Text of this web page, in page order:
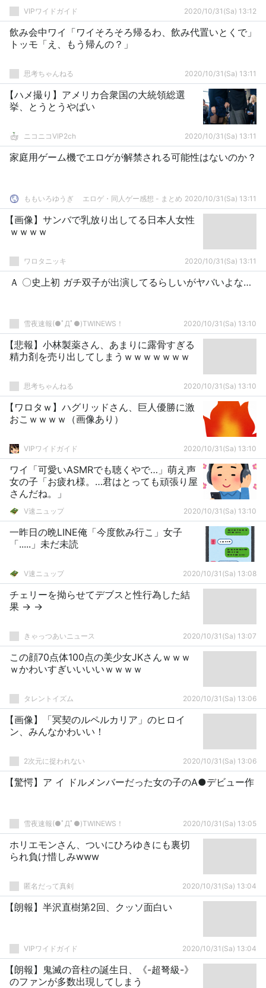
VIPワイドガイド 2020/10/31(Sa) 13:12
飲み会中ワイ「ワイそろそろ帰るわ、飲み代置いとくで」
トッモ「え、もう帰んの？」
思考ちゃんねる 2020/10/31(Sa) 13:11
【ハメ撮り】アメリカ合衆国の大統領総選
挙、とうとうやばい
ニコニコVIP2ch 2020/10/31(Sa) 13:11
家庭用ゲーム機でエロゲが解禁される可能性はないのか？
ももいろゆうぎ エロゲ・同人ゲー感想 - まとめ 2020/10/31(Sa) 13:11
【画像】サンバで乳放り出してる日本人女性
ｗｗｗｗ
ワロタニッキ 2020/10/31(Sa) 13:11
Ａ 〇史上初 ガチ双子が出演してるらしいがヤバいよな…
雪夜速報(●ﾟДﾟ●)TWINEWS！ 2020/10/31(Sa) 13:10
【悲報】小林製薬さん、あまりに露骨すぎる
精力剤を売り出してしまうｗｗｗｗｗｗｗ
思考ちゃんねる 2020/10/31(Sa) 13:10
【ワロタｗ】ハグリッドさん、巨人優勝に激
おこｗｗｗｗ（画像あり）
VIPワイドガイド 2020/10/31(Sa) 13:10
ワイ「可愛いASMRでも聴くやで…」萌え声
女の子「お疲れ様。…君はとっても頑張り屋
さんだね。」
V速ニュップ 2020/10/31(Sa) 13:10
一昨日の晩LINE俺「今度飲み行こ」女子
「.....」未だ未読
V速ニュップ 2020/10/31(Sa) 13:08
チェリーを拗らせてデブスと性行為した結
果 → →
きゃっつあいニュース 2020/10/31(Sa) 13:07
この顔70点体100点の美少女JKさんｗｗｗ
ｗかわいすぎいいいいｗｗｗｗ
タレントイズム 2020/10/31(Sa) 13:06
【画像】「冥契のルペルカリア」のヒロイ
ン、みんなかわいい！
2次元に捉われない 2020/10/31(Sa) 13:06
【驚愕】ア イ ドルメンバーだった女の子のA●デビュー作
雪夜速報(●ﾟДﾟ●)TWINEWS！ 2020/10/31(Sa) 13:05
ホリエモンさん、ついにひろゆきにも裏切
られ負け惜しみwww
匿名だって真剣 2020/10/31(Sa) 13:04
【朗報】半沢直樹第2回、クッソ面白い
VIPワイドガイド 2020/10/31(Sa) 13:04
【朗報】鬼滅の音柱の誕生日、《-超弩級-》
のファンが多数出現してしまう